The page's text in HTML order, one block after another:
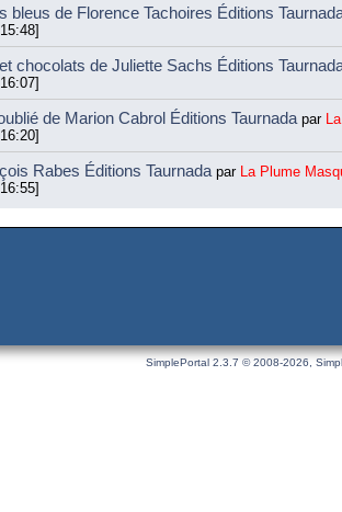
bleus de Florence Tachoires Éditions
chocolats de Juliette Sachs Éditions
de Marion Cabrol Éditions Taurnada par
Rabes Éditions Taurnada par
La Plume
SimplePortal 2.3.7 © 2008-2026,